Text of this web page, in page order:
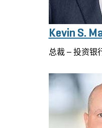
Kevin S.
总裁 – 投资银